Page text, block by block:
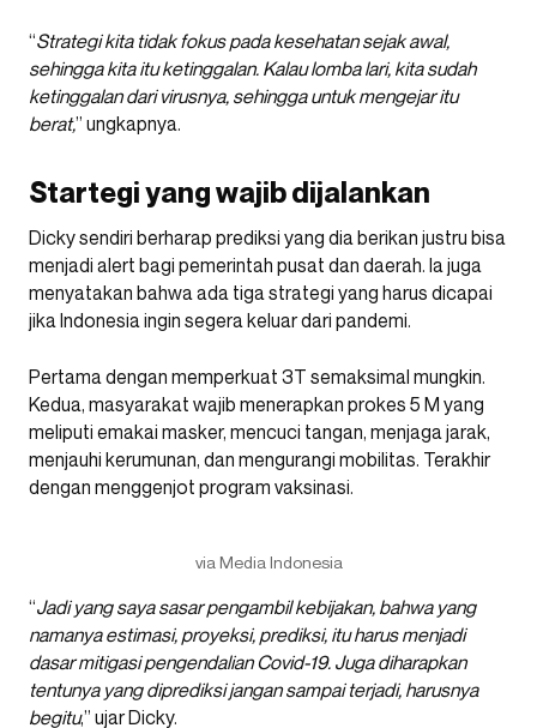
“Strategi kita tidak fokus pada kesehatan sejak awal,
sehingga kita itu ketinggalan. Kalau lomba lari, kita sudah
ketinggalan dari virusnya, sehingga untuk mengejar itu
berat,” ungkapnya.
Startegi yang wajib dijalankan
Dicky sendiri berharap prediksi yang dia berikan justru bisa
menjadi alert bagi pemerintah pusat dan daerah. Ia juga
menyatakan bahwa ada tiga strategi yang harus dicapai
jika Indonesia ingin segera keluar dari pandemi.
Pertama dengan memperkuat 3T semaksimal mungkin.
Kedua, masyarakat wajib menerapkan prokes 5 M yang
meliputi emakai masker, mencuci tangan, menjaga jarak,
menjauhi kerumunan, dan mengurangi mobilitas. Terakhir
dengan menggenjot program vaksinasi.
via Media Indonesia
“Jadi yang saya sasar pengambil kebijakan, bahwa yang
namanya estimasi, proyeksi, prediksi, itu harus menjadi
dasar mitigasi pengendalian Covid-19. Juga diharapkan
tentunya yang diprediksi jangan sampai terjadi, harusnya
begitu,” ujar Dicky.